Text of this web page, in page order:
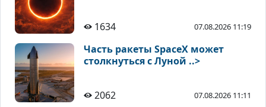
1634 07.08.2026 11:19
Часть ракеты SpaceX может
столкнуться с Луной ..>
2062 07.08.2026 11:11